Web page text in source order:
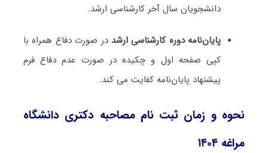
دانشجویان سال آخر کارشناسی ارشد.
پایان‌نامه دوره کارشناسی ارشد در صورت دفاع همراه با
کپی صفحه اول و چکیده در صورت عدم دفاع فرم
پیشنهاد پایان‌نامه کفایت می کند.
نحوه و زمان ثبت نام مصاحبه دکتری دانشگاه
مراغه ۱۴۰۴